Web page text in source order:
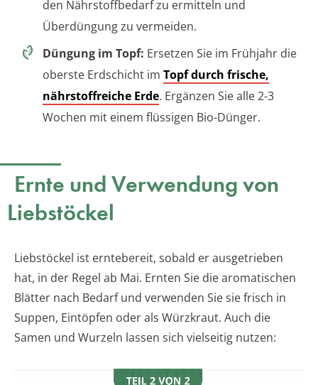
den Nährstoffbedarf zu ermitteln und
Überdüngung zu vermeiden.
Düngung im Topf: Ersetzen Sie im Frühjahr die
oberste Erdschicht im Topf durch frische,
nährstoffreiche Erde. Ergänzen Sie alle 2-3
Wochen mit einem flüssigen Bio-Dünger.
Ernte und Verwendung von
Liebstöckel
Liebstöckel ist erntebereit, sobald er ausgetrieben
hat, in der Regel ab Mai. Ernten Sie die aromatischen
Blätter nach Bedarf und verwenden Sie sie frisch in
Suppen, Eintöpfen oder als Würzkraut. Auch die
Samen und Wurzeln lassen sich vielseitig nutzen: